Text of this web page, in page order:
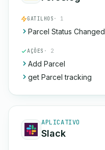
GATILHOS · 1
Parcel Status Changed
AÇÕES · 2
Add Parcel
get Parcel tracking
APLICATIVO
Slack